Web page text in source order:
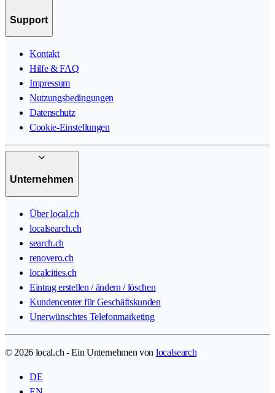
Support
Kontakt
Hilfe & FAQ
Impressum
Nutzungsbedingungen
Datenschutz
Cookie-Einstellungen
Unternehmen
Über local.ch
localsearch.ch
search.ch
renovero.ch
localcities.ch
Eintrag erstellen / ändern / löschen
Kundencenter für Geschäftskunden
Unerwünschtes Telefonmarketing
© 2026 local.ch - Ein Unternehmen von localsearch
DE